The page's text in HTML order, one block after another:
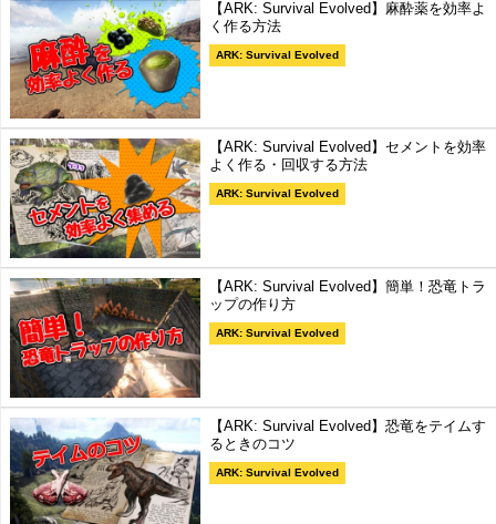
【ARK: Survival Evolved】麻酔薬を効率よ
く作る方法
ARK: Survival Evolved
【ARK: Survival Evolved】セメントを効率
よく作る・回収する方法
ARK: Survival Evolved
【ARK: Survival Evolved】簡単！恐竜トラ
ップの作り方
ARK: Survival Evolved
【ARK: Survival Evolved】恐竜をテイムす
るときのコツ
ARK: Survival Evolved